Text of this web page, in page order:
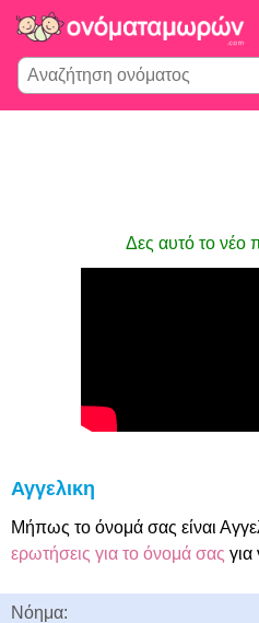
Δες αυτό το νέο
Αγγελικη
Μήπως το όνομά σας είναι
ερωτήσεις για το όνομά σας για
Νόημα: